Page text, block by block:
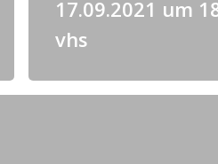
17.09.2021 um
vhs